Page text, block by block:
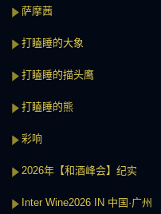
萨摩茜
打瞌睡的大象
打瞌睡的描头鹰
打瞌睡的熊
彩响
2026年【和酒峰会】纪实
Inter Wine2026 IN 中国·广州